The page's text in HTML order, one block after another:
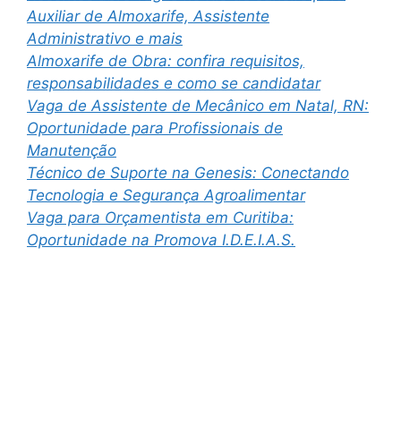
Auxiliar de Almoxarife, Assistente
Administrativo e mais
Almoxarife de Obra: confira requisitos,
responsabilidades e como se candidatar
Vaga de Assistente de Mecânico em Natal, RN:
Oportunidade para Profissionais de
Manutenção
Técnico de Suporte na Genesis: Conectando
Tecnologia e Segurança Agroalimentar
Vaga para Orçamentista em Curitiba:
Oportunidade na Promova I.D.E.I.A.S.